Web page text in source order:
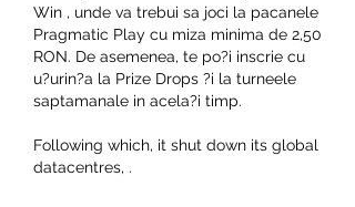
Win , unde va trebui sa joci la pacanele
Pragmatic Play cu miza minima de 2,50
RON. De asemenea, te po?i inscrie cu
u?urin?a la Prize Drops ?i la turneele
saptamanale in acela?i timp.
Following which, it shut down its global
datacentres, .